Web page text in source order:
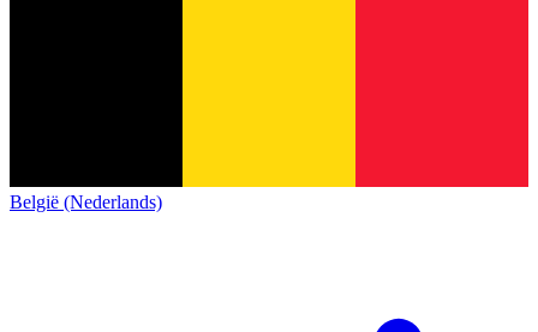
België (Nederlands)